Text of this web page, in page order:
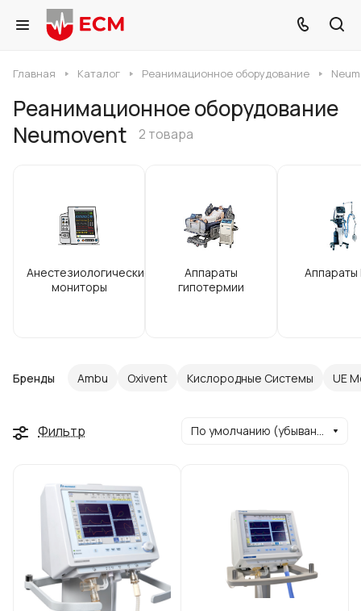
Главная Каталог Реанимационное оборудование
Реанимационное оборудование
Neumovent
2 товара
Анестезиологические
мониторы
Аппараты
гипотермии
Бренды Ambu Oxivent Кислородные Системы UE
Фильтр По умолчанию (убывание)